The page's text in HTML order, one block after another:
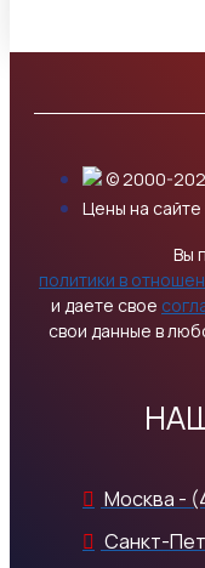
© 2000-
Цены на
Вы
политики в
и даете свое
свои данные в
Москва -
Санкт-